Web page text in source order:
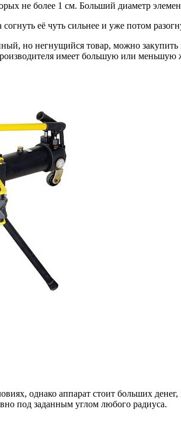
не более 1 см. Больший диаметр
её чуть сильнее и уже потом
но негнущийся товар, можно закупить
имеет большую или меньшую
однако аппарат стоит больших
под заданным углом любого радиуса.